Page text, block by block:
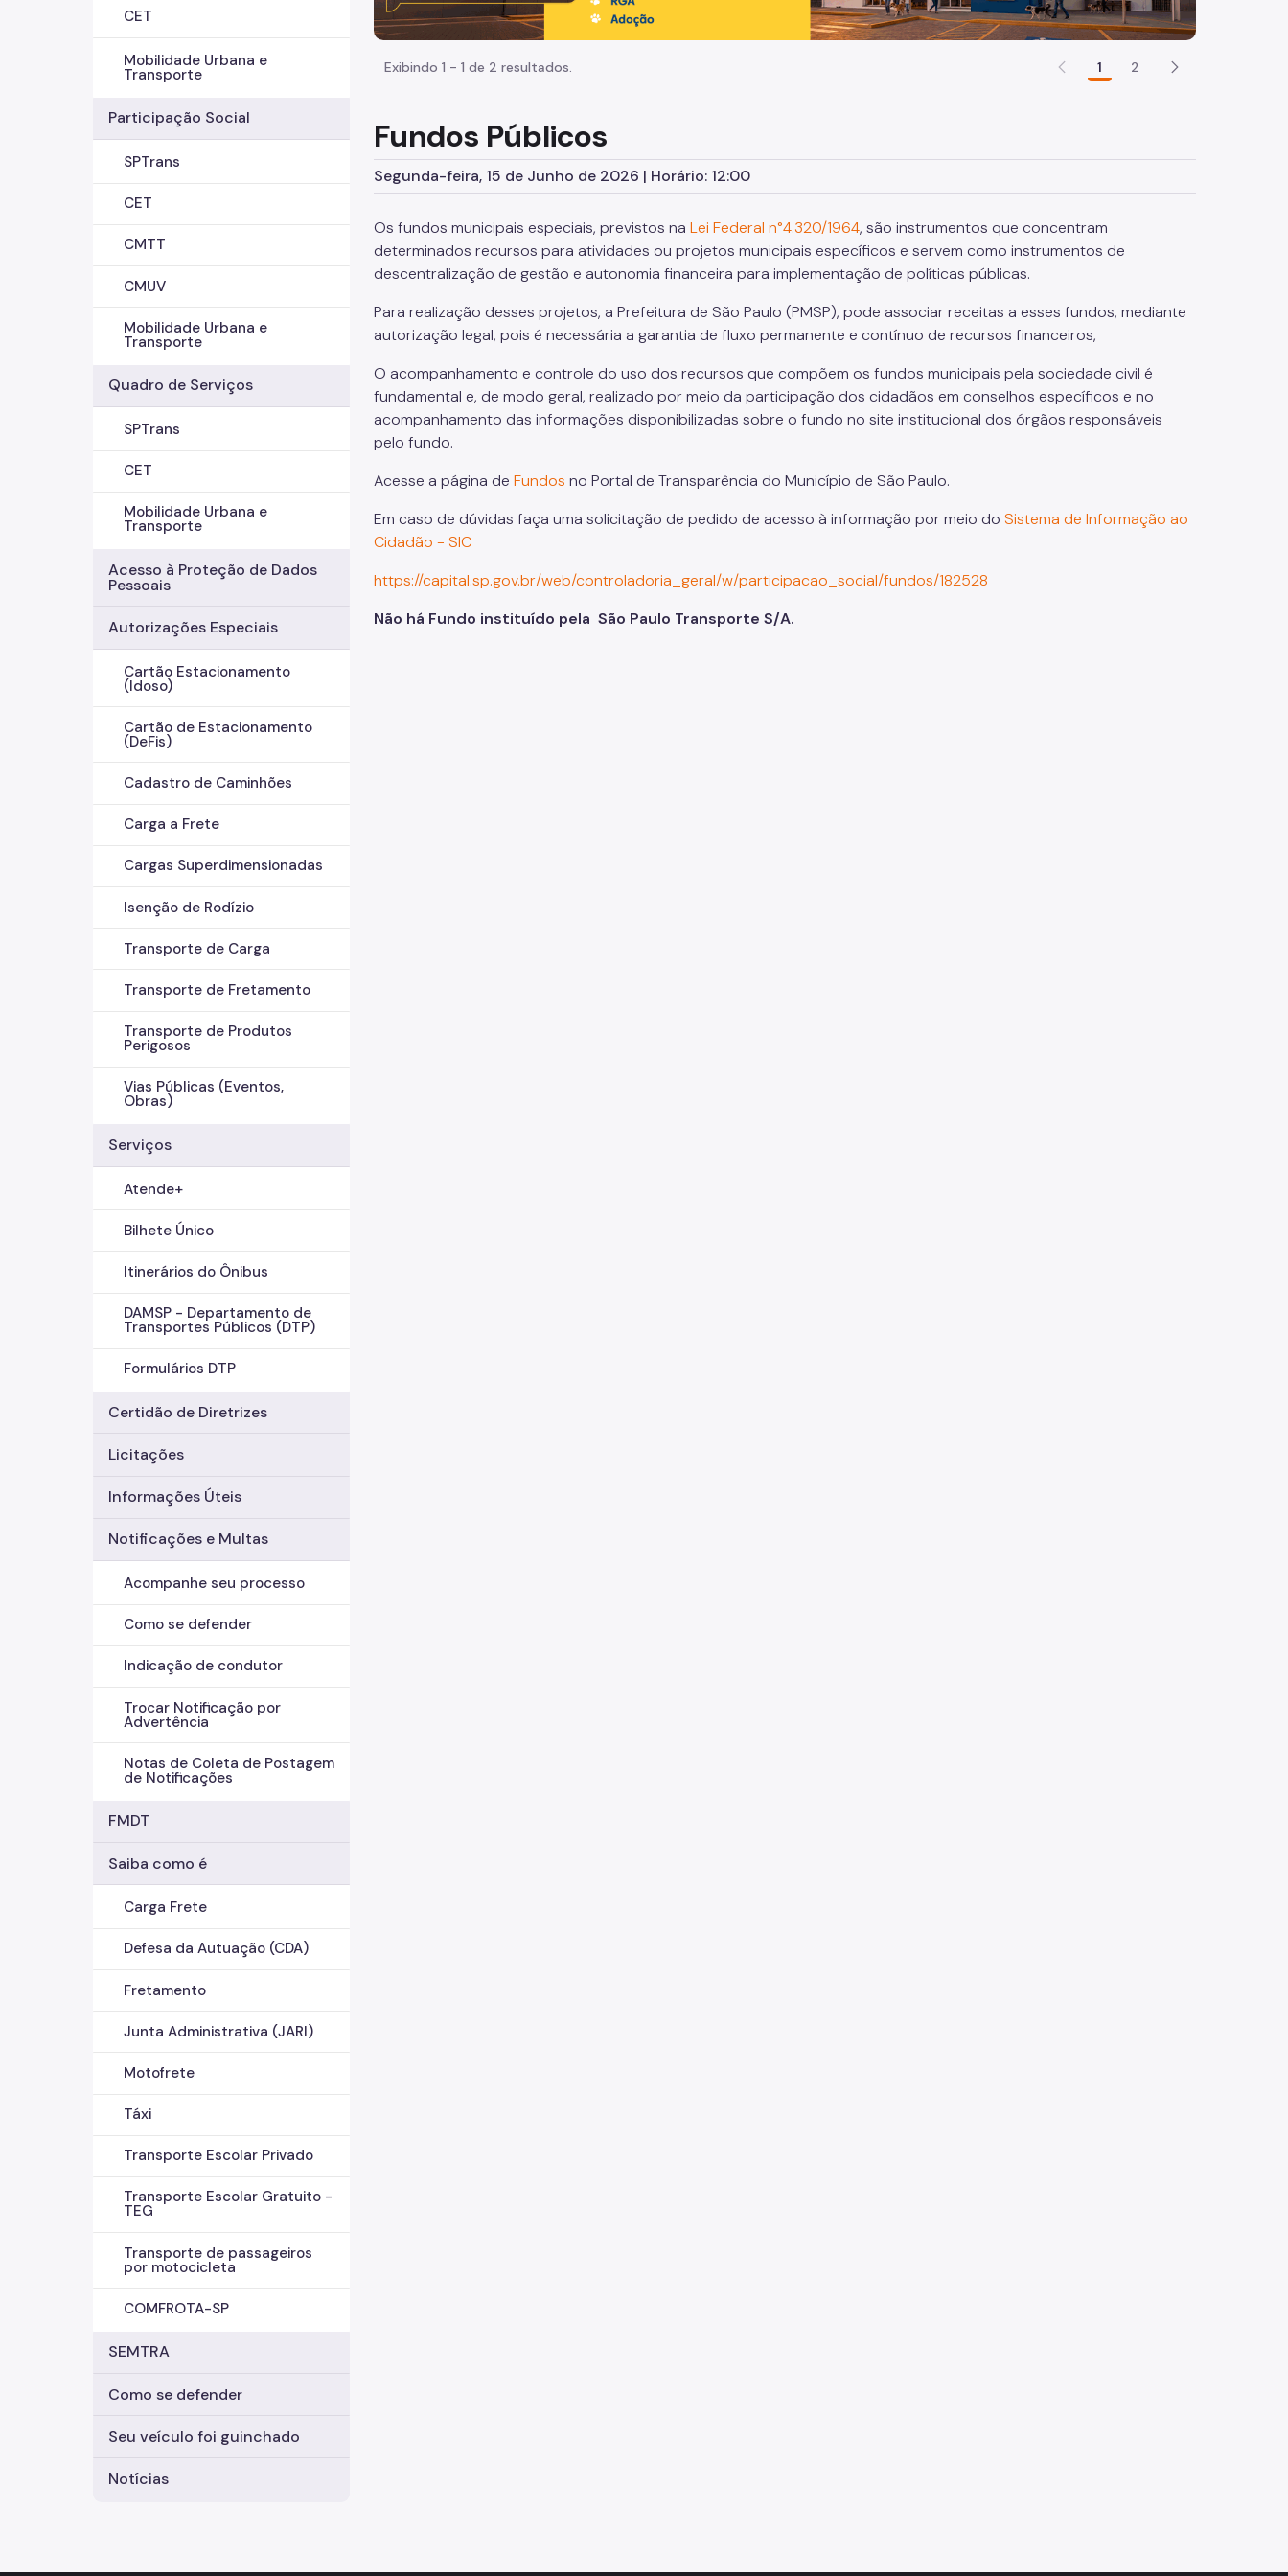
CET
Mobilidade Urbana e
Transporte
Participação Social
SPTrans
CET
CMTT
CMUV
Mobilidade Urbana e
Transporte
Quadro de Serviços
SPTrans
CET
Mobilidade Urbana e
Transporte
Acesso à Proteção de Dados
Pessoais
Autorizações Especiais
Cartão Estacionamento
(Idoso)
Cartão de Estacionamento
(DeFis)
Cadastro de Caminhões
Carga a Frete
Cargas Superdimensionadas
Isenção de Rodízio
Transporte de Carga
Transporte de Fretamento
Transporte de Produtos
Perigosos
Vias Públicas (Eventos,
Obras)
Serviços
Atende+
Bilhete Único
Itinerários do Ônibus
DAMSP - Departamento de
Transportes Públicos (DTP)
Formulários DTP
Certidão de Diretrizes
Licitações
Informações Úteis
Notificações e Multas
Acompanhe seu processo
Como se defender
Indicação de condutor
Trocar Notificação por
Advertência
Notas de Coleta de Postagem
de Notificações
FMDT
Saiba como é
Carga Frete
Defesa da Autuação (CDA)
Fretamento
Junta Administrativa (JARI)
Motofrete
Táxi
Transporte Escolar Privado
Transporte Escolar Gratuito -
TEG
Transporte de passageiros
por motocicleta
COMFROTA-SP
SEMTRA
Como se defender
Seu veículo foi guinchado
Notícias
Exibindo 1 - 1 de 2 resultados. 1 2
Fundos Públicos
Segunda-feira, 15 de Junho de 2026 | Horário: 12:00
Os fundos municipais especiais, previstos na Lei Federal n°4.320/1964, são instrumentos que concentram
determinados recursos para atividades ou projetos municipais específicos e servem como instrumentos de
descentralização de gestão e autonomia financeira para implementação de políticas públicas.
Para realização desses projetos, a Prefeitura de São Paulo (PMSP), pode associar receitas a esses fundos, mediante
autorização legal, pois é necessária a garantia de fluxo permanente e contínuo de recursos financeiros,
O acompanhamento e controle do uso dos recursos que compõem os fundos municipais pela sociedade civil é
fundamental e, de modo geral, realizado por meio da participação dos cidadãos em conselhos específicos e no
acompanhamento das informações disponibilizadas sobre o fundo no site institucional dos órgãos responsáveis
pelo fundo.
Acesse a página de Fundos no Portal de Transparência do Município de São Paulo.
Em caso de dúvidas faça uma solicitação de pedido de acesso à informação por meio do Sistema de Informação ao
Cidadão - SIC
https://capital.sp.gov.br/web/controladoria_geral/w/participacao_social/fundos/182528
Não há Fundo instituído pela São Paulo Transporte S/A.